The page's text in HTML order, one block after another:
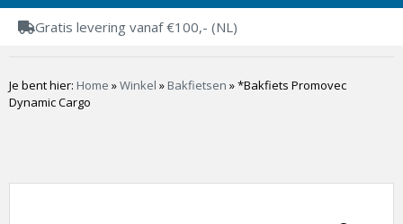
Gratis levering vanaf €100,- (NL)
Je bent hier: Home »Winkel » Bakfietsen »*Bakfiets Promovec
Dynamic Cargo